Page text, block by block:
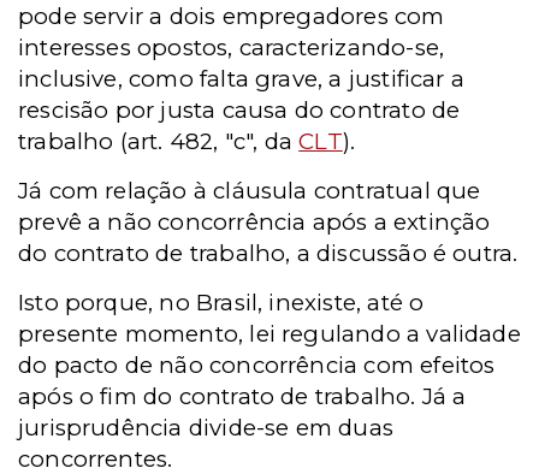
pode servir a dois empregadores com
interesses opostos, caracterizando-se,
inclusive, como falta grave, a justificar a
rescisão por justa causa do contrato de
trabalho (art. 482, "c", daCLT).
Já com relação à cláusula contratual que
prevê a não concorrência após a extinção
do contrato de trabalho, a discussão é outra.
Isto porque, no Brasil, inexiste, até o
presente momento, lei regulando a validade
do pacto de não concorrência com efeitos
após o fim do contrato de trabalho. Já a
jurisprudência divide-se em duas
concorrentes.